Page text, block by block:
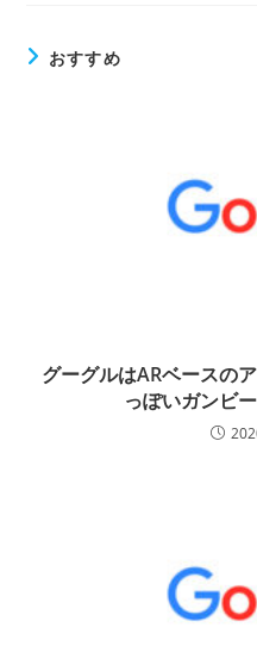
おすすめ
グーグルはARベースの
っぽいガンビ